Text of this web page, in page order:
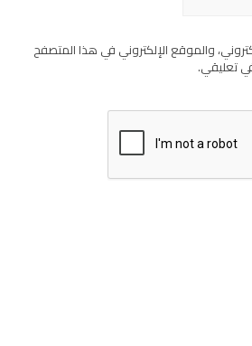
والموقع الإلكتروني في هذا المتصفح
تعليقي.